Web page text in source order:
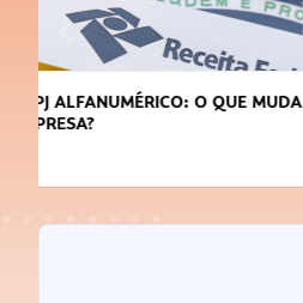
DICAS PARA OBTER CRÉDITO